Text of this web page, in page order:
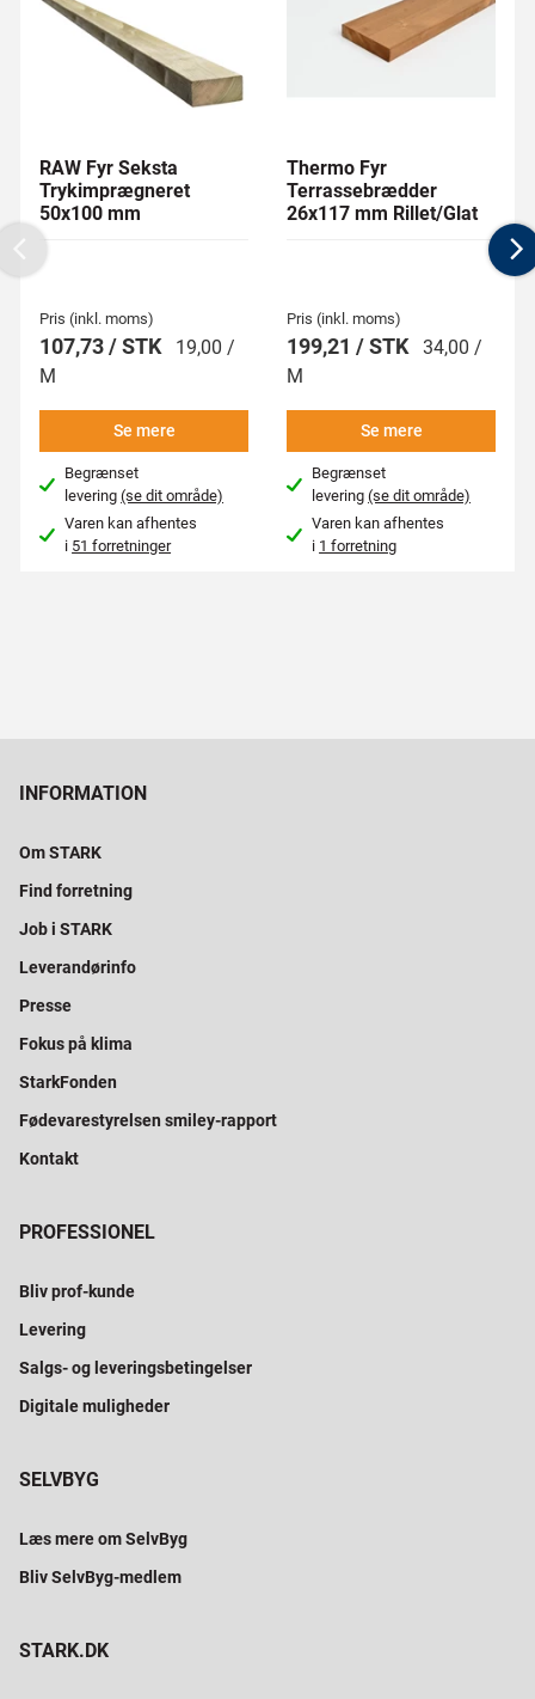
RAW Fyr Seksta
Trykimprægneret
50x100 mm
Pris (inkl. moms)
107,73 / STK
19,00 /
M
Se mere
Begrænset
levering(se dit område)
Varen kan afhentes
i 51 forretninger
Thermo Fyr
Terrassebrædder
26x117 mm Rillet/Glat
Pris (inkl. moms)
199,21 / STK 34,00 /
M
Se mere
Begrænset
levering(se dit område)
Varen kan afhentes
i 1 forretning
Previous
INFORMATION
Om STARK
Find forretning
Job i STARK
Leverandørinfo
Presse
Fokus på klima
StarkFonden
Fødevarestyrelsen smiley-rapport
Kontakt
PROFESSIONEL
Bliv prof-kunde
Levering
Salgs- og leveringsbetingelser
Digitale muligheder
SELVBYG
Læs mere om SelvByg
Bliv SelvByg-medlem
STARK.DK